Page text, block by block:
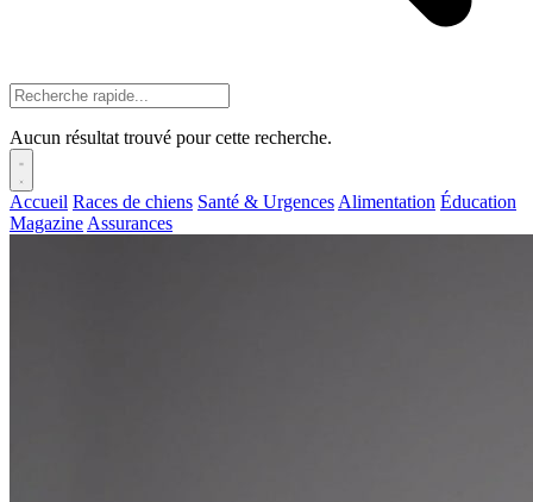
Aucun résultat trouvé pour cette recherche.
Accueil Races de chiens Santé & Urgences Alimentation Éducation
Magazine Assurances